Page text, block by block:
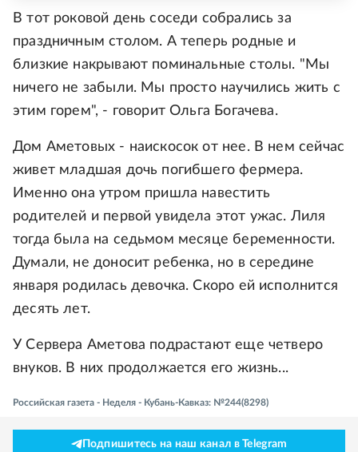
В тот роковой день соседи собрались за
праздничным столом. А теперь родные и
близкие накрывают поминальные столы. "Мы
ничего не забыли. Мы просто научились жить с
этим горем", - говорит Ольга Богачева.
Дом Аметовых - наискосок от нее. В нем сейчас
живет младшая дочь погибшего фермера.
Именно она утром пришла навестить
родителей и первой увидела этот ужас. Лиля
тогда была на седьмом месяце беременности.
Думали, не доносит ребенка, но в середине
января родилась девочка. Скоро ей исполнится
десять лет.
У Сервера Аметова подрастают еще четверо
внуков. В них продолжается его жизнь...
Российская газета - Неделя - Кубань-Кавказ: №244(8298)
Подпишитесь на наш канал в Telegram